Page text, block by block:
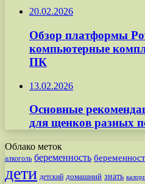
20.02.2026
Обзор платформы
компьютерные
ПК
13.02.2026
Основные
для щенков разных
Облако меток
алкоголь беременность
дети детский домашний знать